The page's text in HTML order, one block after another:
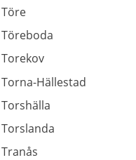
Töre
Töreboda
Torekov
Torna-Hällestad
Torshälla
Torslanda
Tranås